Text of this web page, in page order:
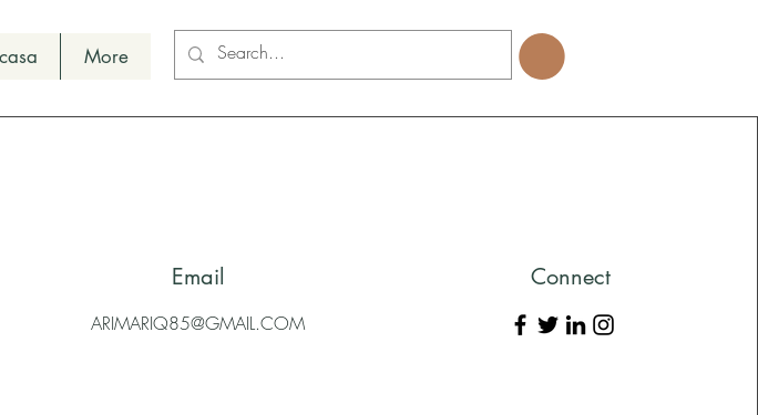
More
Email
ARIMARIQ85@GMAIL.COM
Connect